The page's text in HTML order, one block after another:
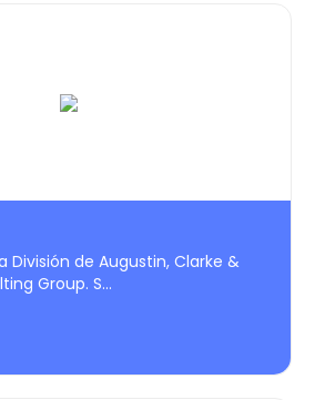
División de Augustin, Clarke &
Group. S...